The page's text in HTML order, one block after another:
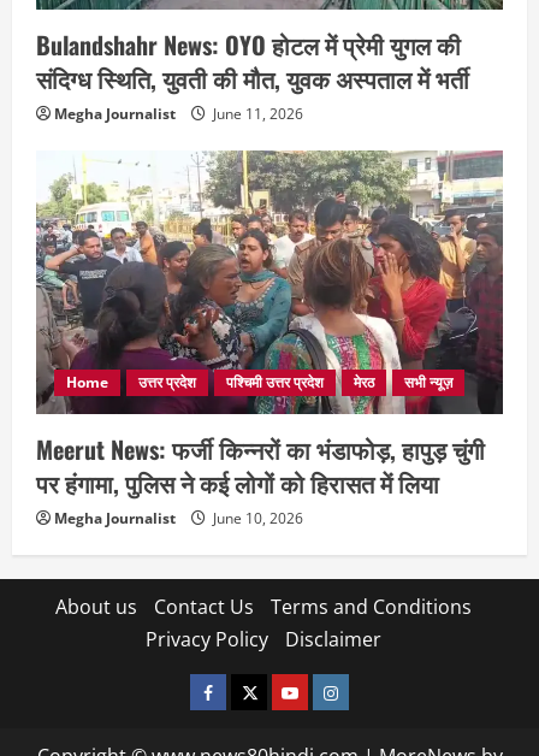
Bulandshahr News: OYO होटल में प्रेमी युगल की
संदिग्ध स्थिति, युवती की मौत, युवक अस्पताल में भर्ती
Megha Journalist June 11, 2026
Home उत्तर प्रदेश पश्चिमी उत्तर प्रदेश मेरठ सभी न्यूज़
Meerut News: फर्जी किन्नरों का भंडाफोड़, हापुड़ चुंगी
पर हंगामा, पुलिस ने कई लोगों को हिरासत में लिया
Megha Journalist June 10, 2026
About us Contact Us
Terms and Conditions
Privacy Policy
Disclaimer
facebooktwitterYOUTUBE
instagram